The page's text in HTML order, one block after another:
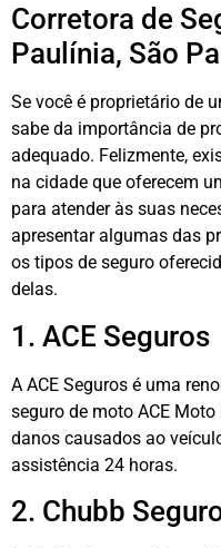
Corretora de
Paulínia, São
Se você é proprietário de
sabe da importância de
adequado. Felizmente,
na cidade que oferecem
para atender às suas
apresentar algumas das
os tipos de seguro
delas.
1. ACE Seguros
A ACE Seguros é uma
seguro de moto ACE
danos causados ao
assistência 24 horas.
2. Chubb